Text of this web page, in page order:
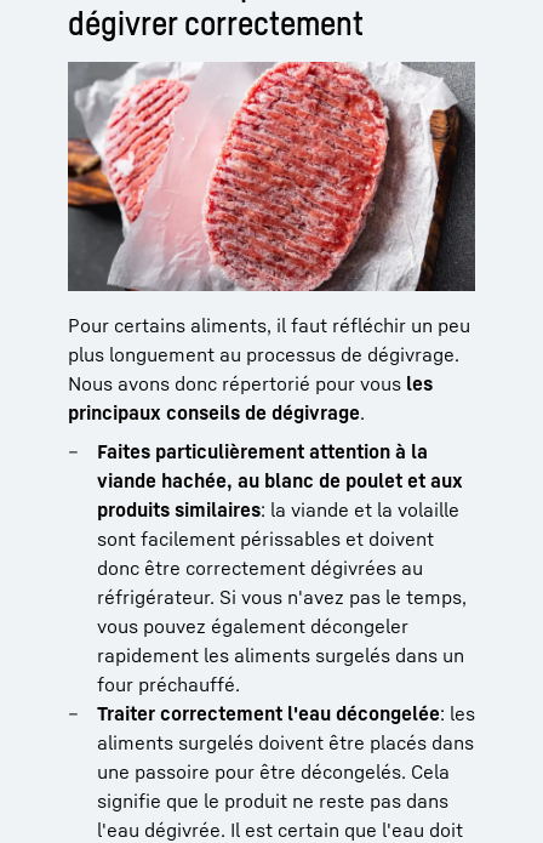
dégivrer correctement
Pour certains aliments, il faut réfléchir un peu
plus longuement au processus de dégivrage.
Nous avons donc répertorié pour vous les
principaux conseils de dégivrage.
Faites particulièrement attention à la
viande hachée, au blanc de poulet et aux
produits similaires: la viande et la volaille
sont facilement périssables et doivent
donc être correctement dégivrées au
réfrigérateur. Si vous n'avez pas le temps,
vous pouvez également décongeler
rapidement les aliments surgelés dans un
four préchauffé.
Traiter correctement l'eau décongelée: les
aliments surgelés doivent être placés dans
une passoire pour être décongelés. Cela
signifie que le produit ne reste pas dans
l'eau dégivrée. Il est certain que l'eau doit